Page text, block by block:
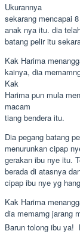
Ukurannya
sekarang mencapai
anak nya itu. dia
batang pelir itu
Kak Harima
kainya, dia
Kak
Harima pun mula
macam
tiang bendera itu.
Dia pegang batang
menurunkan cipap
gerakan ibu nye itu.
berada di atasnya
cipap ibu nye yg
Kak Harima
dia memamg jarang
Barun tolong ibu ya!